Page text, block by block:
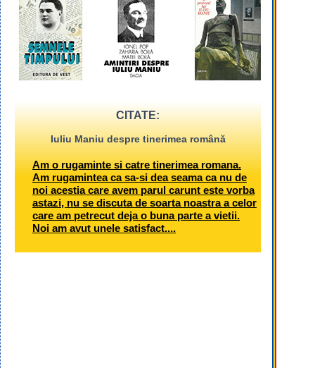
CITATE:
Iuliu Maniu despre tinerimea română
Am o rugaminte si catre tinerimea romana.
Am rugamintea ca sa-si dea seama ca nu de
noi acestia care avem parul carunt este vorba
astazi, nu se discuta de soarta noastra a celor
care am petrecut deja o buna parte a vietii.
Noi am avut unele satisfact....